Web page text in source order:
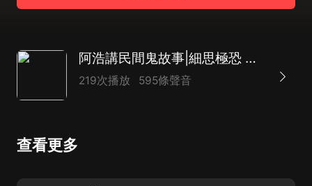
阿浩講民間鬼故事|細思極恐 膽小勿入|恐怖懸疑靈異驚悚 短篇精品
219次播放 595條聲音
查看更多